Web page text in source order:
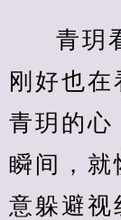
青玥
刚好也在
青玥的心
瞬间，就
意躲避视